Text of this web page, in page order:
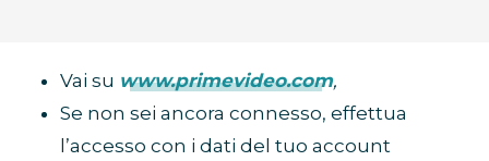
Vai su www.primevideo.com,
Se non sei ancora connesso, effettua
l’accesso con i dati del tuo account